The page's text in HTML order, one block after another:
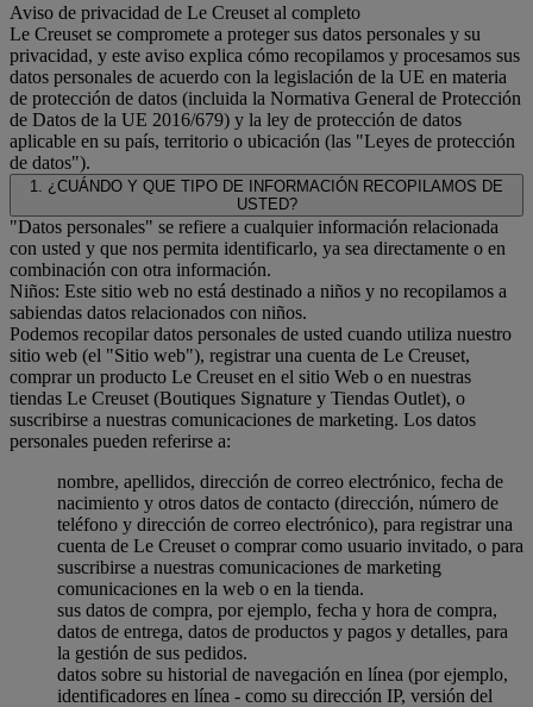
Aviso de privacidad de Le Creuset al completo
Le Creuset se compromete a proteger sus datos personales y su
privacidad, y este aviso explica cómo recopilamos y procesamos sus
datos personales de acuerdo con la legislación de la UE en materia
de protección de datos (incluida la Normativa General de Protección
de Datos de la UE 2016/679) y la ley de protección de datos
aplicable en su país, territorio o ubicación (las "Leyes de protección
de datos").
1. ¿CUÁNDO Y QUE TIPO DE INFORMACIÓN RECOPILAMOS DE
USTED?
"Datos personales" se refiere a cualquier información relacionada
con usted y que nos permita identificarlo, ya sea directamente o en
combinación con otra información.
Niños: Este sitio web no está destinado a niños y no recopilamos a
sabiendas datos relacionados con niños.
Podemos recopilar datos personales de usted cuando utiliza nuestro
sitio web (el "Sitio web"), registrar una cuenta de Le Creuset,
comprar un producto Le Creuset en el sitio Web o en nuestras
tiendas Le Creuset (Boutiques Signature y Tiendas Outlet), o
suscribirse a nuestras comunicaciones de marketing. Los datos
personales pueden referirse a:
nombre, apellidos, dirección de correo electrónico, fecha de
nacimiento y otros datos de contacto (dirección, número de
teléfono y dirección de correo electrónico), para registrar una
cuenta de Le Creuset o comprar como usuario invitado, o para
suscribirse a nuestras comunicaciones de marketing
comunicaciones en la web o en la tienda.
sus datos de compra, por ejemplo, fecha y hora de compra,
datos de entrega, datos de productos y pagos y detalles, para
la gestión de sus pedidos.
datos sobre su historial de navegación en línea (por ejemplo,
identificadores en línea - como su dirección IP, versión del